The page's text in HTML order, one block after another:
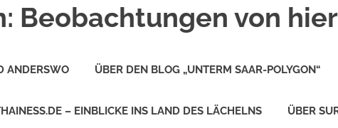
Beobachtungen von
ANDERSWO ÜBER DEN BLOG „UNTERM SAAR-POLYGON“
– EINBLICKE INS LAND DES LÄCHELNS ÜBER